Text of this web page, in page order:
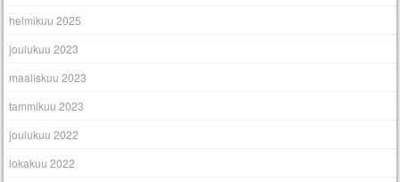
helmikuu 2025
joulukuu 2023
maaliskuu 2023
tammikuu 2023
joulukuu 2022
lokakuu 2022